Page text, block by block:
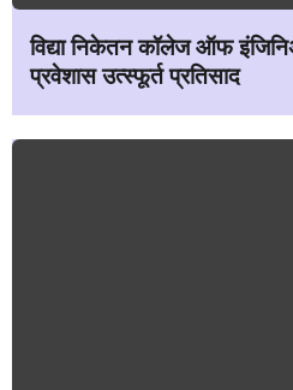
विद्या निकेतन कॉलेज ऑफ
प्रवेशास उत्स्फूर्त प्रतिसाद